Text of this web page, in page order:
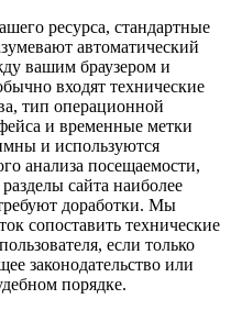
ресурса, стандартные
автоматический
вашим браузером и
входят технические
тип операционной
и временные метки
и используются
анализа посещаемости,
сайта наиболее
доработки. Мы
сопоставить технические
если только
законодательство или
порядке.